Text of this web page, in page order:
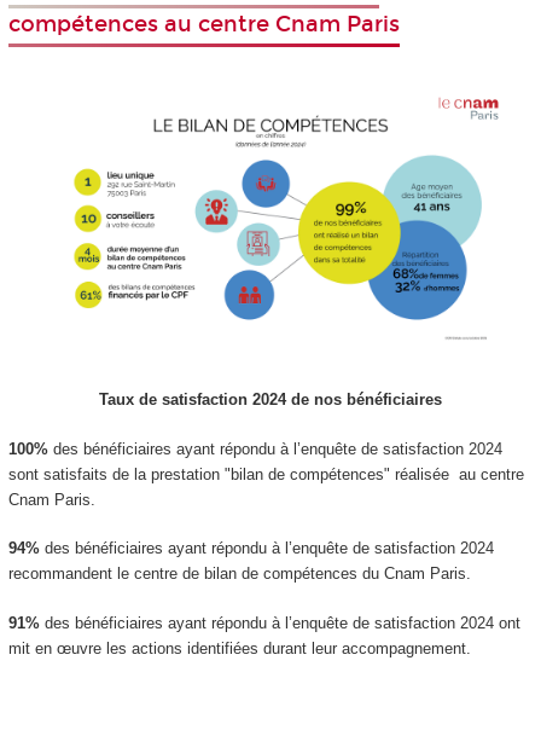
compétences au centre Cnam Paris
Taux de satisfaction 2024 de nos bénéficiaires
100% des bénéficiaires ayant répondu à l’enquête de satisfaction 2024
sont satisfaits de la prestation "bilan de compétences" réalisée au centre
Cnam Paris.
94% des bénéficiaires ayant répondu à l’enquête de satisfaction 2024
recommandent le centre de bilan de compétences du Cnam Paris.
91% des bénéficiaires ayant répondu à l’enquête de satisfaction 2024 ont
mit en œuvre les actions identifiées durant leur accompagnement.